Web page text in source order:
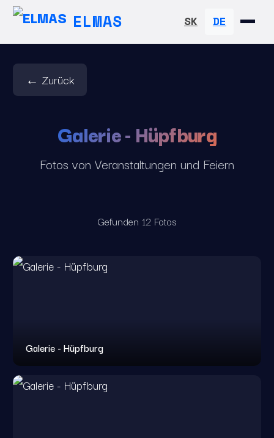
ELMAS SK DE
← Zurück
Galerie - Hüpfburg
Fotos von Veranstaltungen und Feiern
Gefunden 12 Fotos
Galerie - Hüpfburg